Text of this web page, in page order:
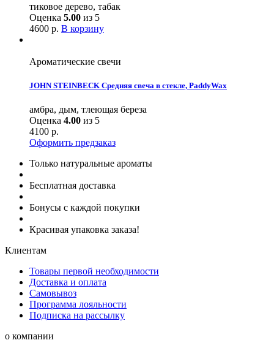
тиковое дерево, табак
Оценка 5.00 из 5
4600 р. В корзину
Ароматические свечи
JOHN STEINBECK Средняя свеча в стекле, PaddyWax
амбра, дым, тлеющая береза
Оценка 4.00 из 5
4100 р.
Оформить предзаказ
Только натуральные ароматы
Бесплатная доставка
Бонусы с каждой покупки
Красивая упаковка заказа!
Клиентам
Товары первой необходимости
Доставка и оплата
Самовывоз
Программа лояльности
Подписка на рассылку
о компании